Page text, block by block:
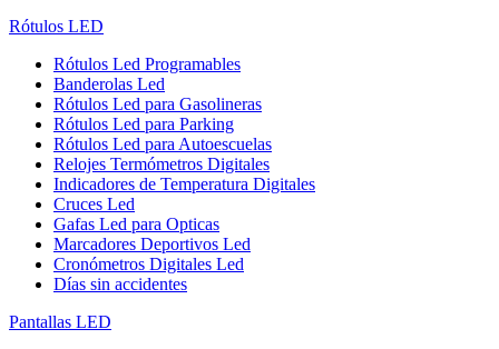
Rótulos LED
Rótulos Led Programables
Banderolas Led
Rótulos Led para Gasolineras
Rótulos Led para Parking
Rótulos Led para Autoescuelas
Relojes Termómetros Digitales
Indicadores de Temperatura Digitales
Cruces Led
Gafas Led para Opticas
Marcadores Deportivos Led
Cronómetros Digitales Led
Días sin accidentes
Pantallas LED